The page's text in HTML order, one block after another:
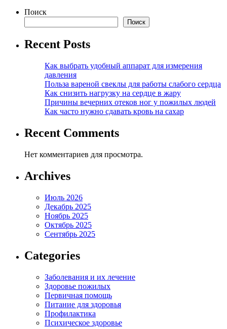
Поиск
Поиск
Recent Posts
Как выбрать удобный аппарат для измерения
давления
Польза вареной свеклы для работы слабого сердца
Как снизить нагрузку на сердце в жару
Причины вечерних отеков ног у пожилых людей
Как часто нужно сдавать кровь на сахар
Recent Comments
Нет комментариев для просмотра.
Archives
Июль 2026
Декабрь 2025
Ноябрь 2025
Октябрь 2025
Сентябрь 2025
Categories
Заболевания и их лечение
Здоровье пожилых
Первичная помощь
Питание для здоровья
Профилактика
Психическое здоровье